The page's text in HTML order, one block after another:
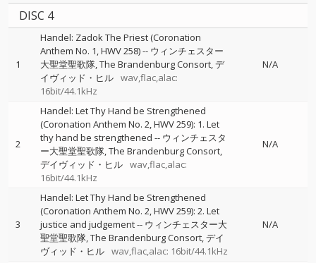
DISC 4
1
Handel: Zadok The Priest (Coronation
Anthem No. 1, HWV 258)-- ウィンチェスター
大聖堂聖歌隊 The Brandenburg Consort デ
イヴィッド・ヒル wav,flac,alac:
16bit/44.1kHz
N/A
2
Handel: Let Thy Hand be Strengthened
(Coronation Anthem No. 2, HWV 259): 1. Let
thy hand be strengthened -- ウィンチェスタ
ー大聖堂聖歌隊 The Brandenburg Consort
デイヴィッド・ヒル wav,flac,alac:
16bit/44.1kHz
N/A
3
Handel: Let Thy Hand be Strengthened
(Coronation Anthem No. 2, HWV 259): 2. Let
justice and judgement-- ウィンチェスター大
聖堂聖歌隊 The Brandenburg Consort デイ
ヴィッド・ヒル wav,flac,alac: 16bit/44.1kHz
N/A